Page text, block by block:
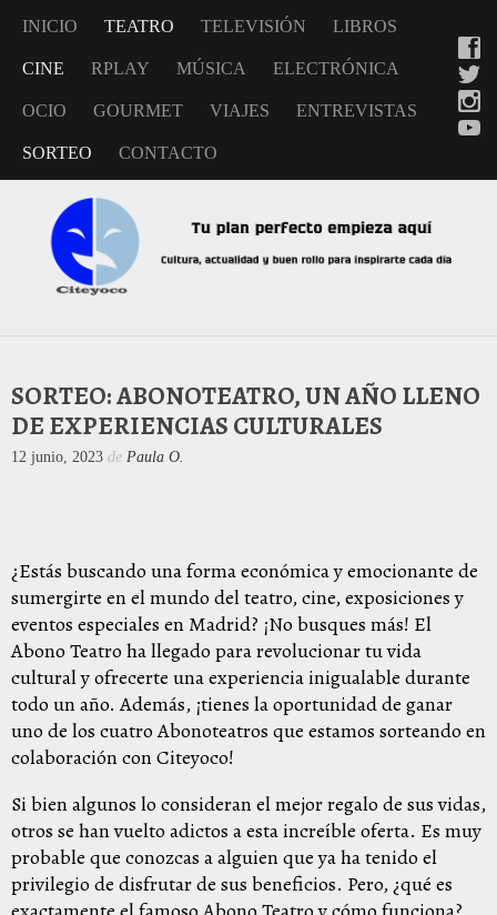
INICIO TEATRO TELEVISIÓN LIBROS
CINE RPLAY MÚSICA ELECTRÓNICA
OCIO GOURMET VIAJES ENTREVISTAS
SORTEO CONTACTO
SORTEO: ABONOTEATRO, UN AÑO LLENO
DE EXPERIENCIAS CULTURALES
12 junio, 2023 de Paula O.
¿Estás buscando una forma económica y emocionante de
sumergirte en el mundo del teatro, cine, exposiciones y
eventos especiales en Madrid? ¡No busques más! El
Abono Teatro ha llegado para revolucionar tu vida
cultural y ofrecerte una experiencia inigualable durante
todo un año. Además, ¡tienes la oportunidad de ganar
uno de los cuatro Abonoteatros que estamos sorteando en
colaboración con Citeyoco!
Si bien algunos lo consideran el mejor regalo de sus vidas,
otros se han vuelto adictos a esta increíble oferta. Es muy
probable que conozcas a alguien que ya ha tenido el
privilegio de disfrutar de sus beneficios. Pero, ¿qué es